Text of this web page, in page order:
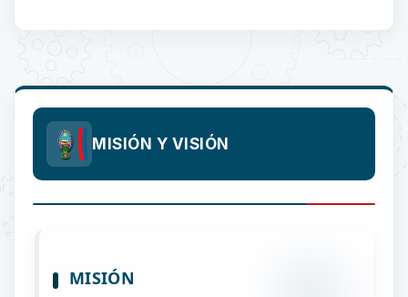
MISIÓN Y VISIÓN
MISIÓN